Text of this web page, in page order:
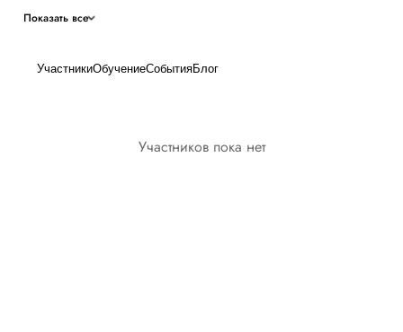
Показать все
УчастникиОбучениеСобытияБлог
Участников пока нет